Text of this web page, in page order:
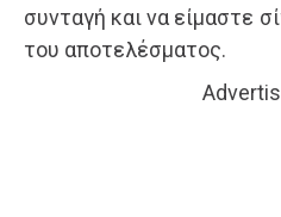
συνταγή και να είμαστε
του αποτελέσματος.